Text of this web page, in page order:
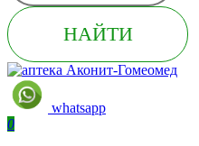
НАЙТИ
whatsapp
0